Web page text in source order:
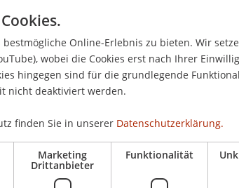
deiner Wahl.
und nehmen dich
individuell, persönlich und
Masterprogramme
Wirtschaftsinformatik)
Kerry
Online-Erlebnis zu bieten. Wir
wobei die Cookies erst nach Ihrer
hingegen sind für die grundlegende
nicht deaktiviert werden.
finden Sie in unserer Datenschutzerklärung.
Marketing
Drittanbieter
Funktionalität